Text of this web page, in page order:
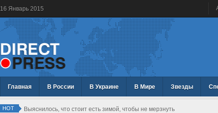
16 Январь 2015
Главная В России В Украине В Мире Звезды
HOT Выяснилось, что стоит есть зимой, чтобы не мерзнуть